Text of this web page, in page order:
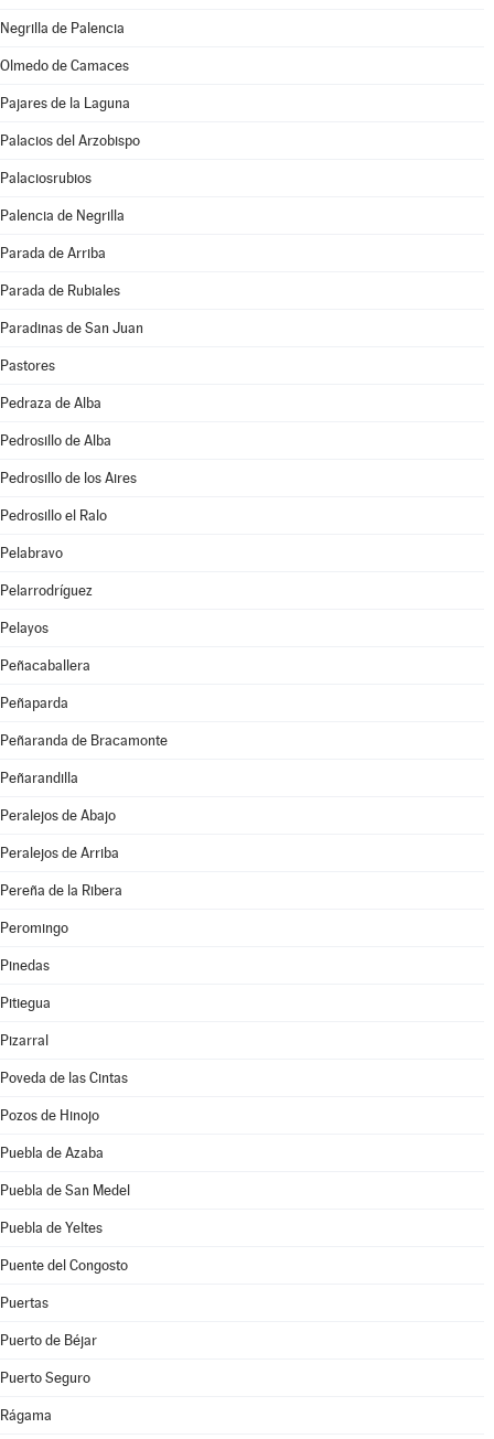
Negrilla de Palencia
Olmedo de Camaces
Pajares de la Laguna
Palacios del Arzobispo
Palaciosrubios
Palencia de Negrilla
Parada de Arriba
Parada de Rubiales
Paradinas de San Juan
Pastores
Pedraza de Alba
Pedrosillo de Alba
Pedrosillo de los Aires
Pedrosillo el Ralo
Pelabravo
Pelarrodríguez
Pelayos
Peñacaballera
Peñaparda
Peñaranda de Bracamonte
Peñarandilla
Peralejos de Abajo
Peralejos de Arriba
Pereña de la Ribera
Peromingo
Pinedas
Pitiegua
Pizarral
Poveda de las Cintas
Pozos de Hinojo
Puebla de Azaba
Puebla de San Medel
Puebla de Yeltes
Puente del Congosto
Puertas
Puerto de Béjar
Puerto Seguro
Rágama